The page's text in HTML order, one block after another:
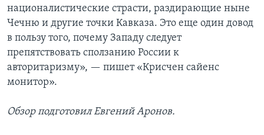
националистические страсти, раздирающие ныне
Чечню и другие точки Кавказа. Это еще один довод
в пользу того, почему Западу следует
препятствовать сползанию России к
авторитаризму», — пишет «Крисчен сайенс
монитор».
Обзор подготовил Евгений Аронов.